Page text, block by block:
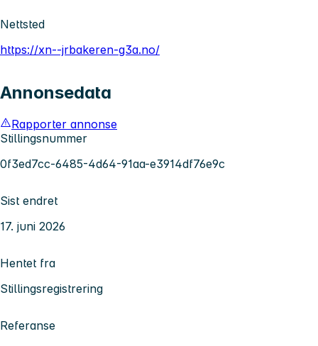
Nettsted
https://xn--jrbakeren-g3a.no/
Annonsedata
Rapporter annonse
Stillingsnummer
0f3ed7cc-6485-4d64-91aa-e3914df76e9c
Sist endret
17. juni 2026
Hentet fra
Stillingsregistrering
Referanse